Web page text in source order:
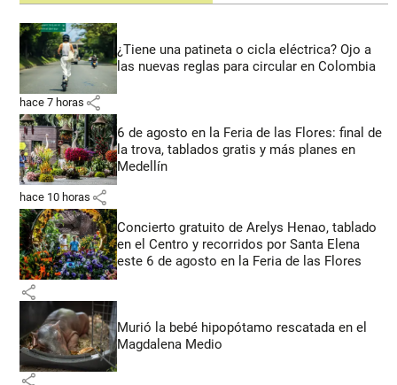
¿Tiene una patineta o cicla eléctrica? Ojo a
las nuevas reglas para circular en Colombia
hace 7 horas share
6 de agosto en la Feria de las Flores: final de
la trova, tablados gratis y más planes en
Medellín
hace 10 horas share
Concierto gratuito de Arelys Henao, tablado
en el Centro y recorridos por Santa Elena
este 6 de agosto en la Feria de las Flores
share
Murió la bebé hipopótamo rescatada en el
Magdalena Medio
share